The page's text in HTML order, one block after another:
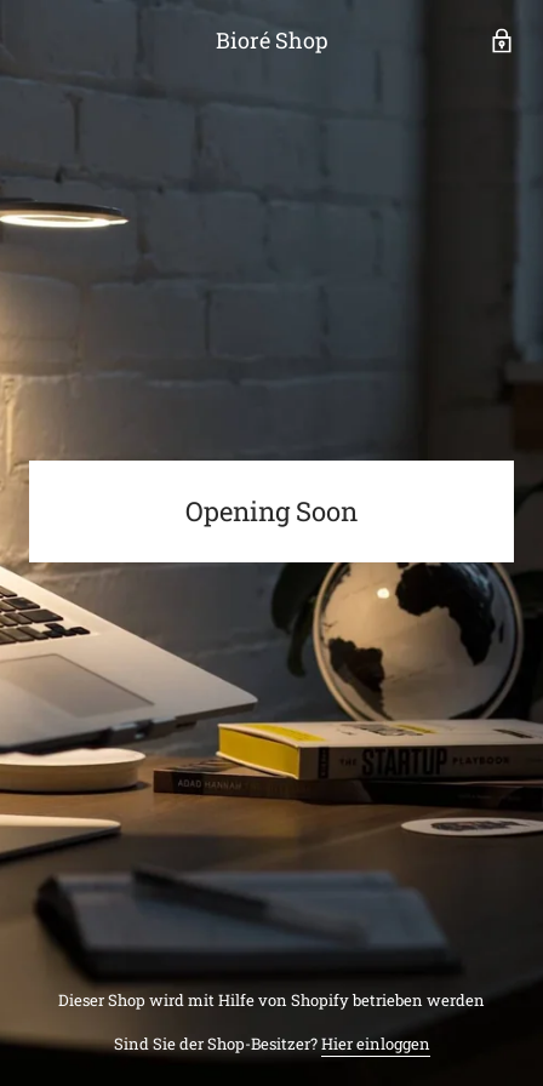
Bioré Shop
Opening Soon
Dieser Shop wird mit Hilfe von Shopify betrieben werden
Sind Sie der Shop-Besitzer?Hier einloggen